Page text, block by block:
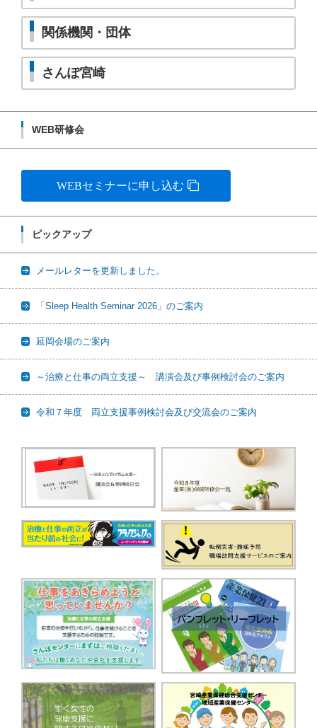
関係機関・団体
さんぽ宮崎
WEB研修会
WEBセミナーに申し込む
ピックアップ
メールレターを更新しました。
「Sleep Health Seminar 2026」のご案内
延岡会場のご案内
～治療と仕事の両立支援～ 講演会及び事例検討会のご案内
令和７年度 両立支援事例検討会及び交流会のご案内